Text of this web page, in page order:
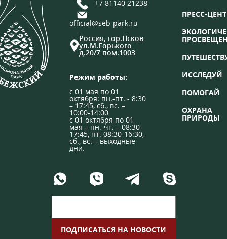
+7 81140 21238
official@seb-park.ru
Россия, гор.Псков
ул.М.Горького
д.20/7 пом.1003
Режим работы:
с 01 мая по 01
октября: пн.-пт. - 8:30
– 17:45, сб., вс. –
10:00-14:00
с 01 октября по 01
мая – пн.-чт. – 08:30-
17:45, пт. 08:30-16:30,
сб., вс. – выходные
дни.
ПРЕСС-
ИССЛЕДУЙ
ПОМОГАЙ
ОХРАНА
ПРИРОДЫ